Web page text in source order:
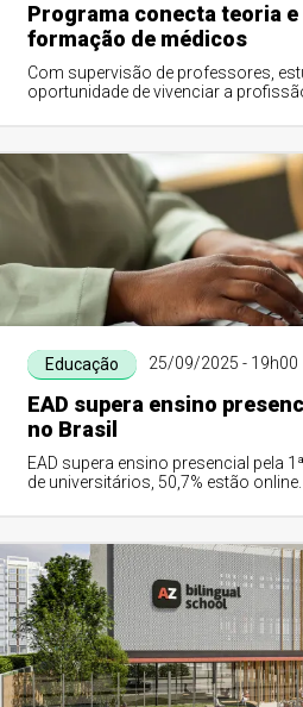
Programa conecta teoria
formação de médicos
Com supervisão de professores,
oportunidade de vivenciar a
Educação 25/09/2025 - 19h00
EAD supera ensino
no Brasil
EAD supera ensino presencial pela
de universitários, 50,7% estão